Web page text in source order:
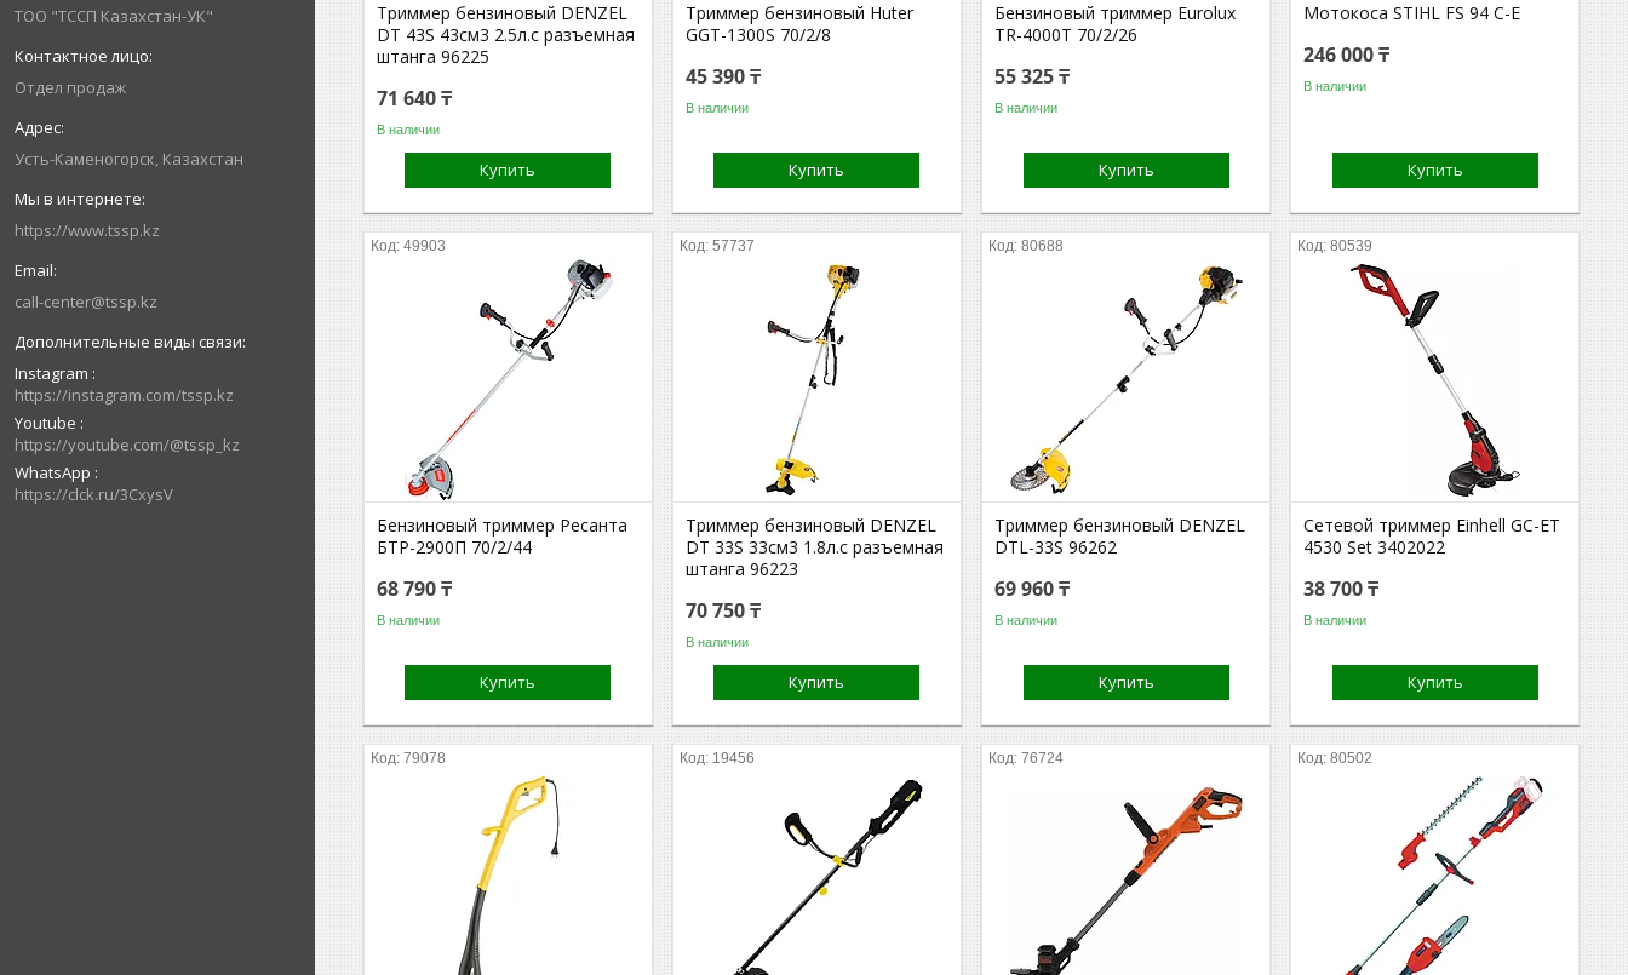
ТОО "ТССП Казахстан-УК"
Отдел продаж
Усть-Каменогорск, Казахстан
https://www.tssp.kz
call-center@tssp.kz
Instagram
https://instagram.com/tssp.kz
Youtube
https://youtube.com/@tssp_kz
WhatsApp
https://clck.ru/3CxysV
Триммер бензиновый DENZEL
DT 43S 43см3 2.5л.с разъемная
штанга 96225
71 640 ₸
В наличии
Купить
Триммер бензиновый Huter
GGT-1300S 70/2/8
45 390 ₸
В наличии
Купить
Бензиновый триммер Eurolux
TR-4000T 70/2/26
55 325 ₸
В наличии
Купить
Мотокоса STIHL FS 94 C-E
246 000 ₸
В наличии
Купить
49903
Бензиновый триммер Ресанта
БТР-2900П 70/2/44
68 790 ₸
В наличии
Купить
57737
Триммер бензиновый DENZEL
DT 33S 33см3 1.8л.с разъемная
штанга 96223
70 750 ₸
В наличии
Купить
80688
Триммер бензиновый DENZEL
DTL-33S 96262
69 960 ₸
В наличии
Купить
80539
Сетевой триммер Einhell GC-ET
4530 Set 3402022
38 700 ₸
В наличии
Купить
79078 19456 76724 80502